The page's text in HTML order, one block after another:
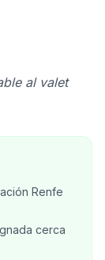
al valet
Renfe
cerca